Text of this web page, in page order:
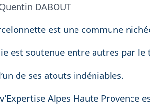
DABOUT
est une commune
est soutenue entre autres par le
de ses atouts indéniables.
Alpes Haute Provence